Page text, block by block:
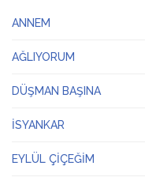
ANNEM
AĞLIYORUM
DÜŞMAN BAŞINA
İSYANKAR
EYLÜL ÇİÇEĞİM